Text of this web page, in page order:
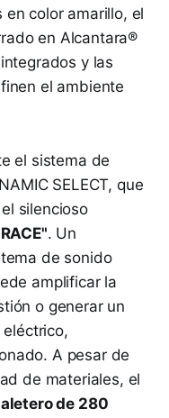
color amarillo, el
en Alcantara®
y las
el ambiente
el sistema de
SELECT, que
silencioso
. Un
de sonido
amplificar la
o generar un
A pesar de
de materiales, el
de 280